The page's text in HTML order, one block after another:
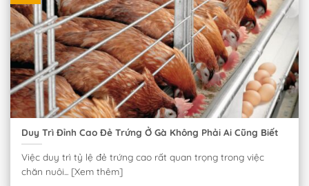
Duy Trì Đỉnh Cao Đẻ Trứng Ở Gà Không Phải Ai Cũng Biết
Việc duy trì tỷ lệ đẻ trứng cao rất quan trọng trong việc
chăn nuôi... [Xem thêm]